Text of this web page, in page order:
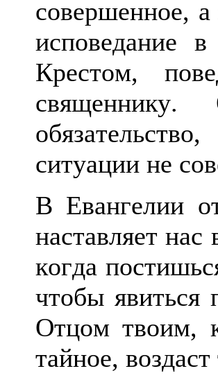
совершенное, а
исповедание
Крестом,
ситуации не
В Евангелии
наставляет
когда
чтобы
Отцом твоим,
тайное,